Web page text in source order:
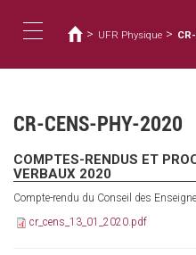
contenido
navigation
está
aquí
> UFR Physique >
CR-CENS-PHY-2020
COMPTES-RENDUS ET
VERBAUX 2020
Compte-rendu du Conseil des
cr_cens_13_01_2020.pdf